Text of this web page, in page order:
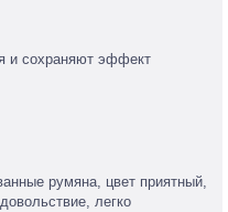
и сохраняют эффект
румяна, цвет приятный,
легко